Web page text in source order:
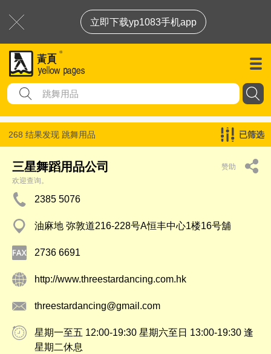
立即下载yp1083手机app
268 结果发现 跳舞用品 已筛选
三星舞蹈用品公司
赞助
欢迎查询。
2385 5076
油麻地 弥敦道216-228号A恒丰中心1楼16号舖
2736 6691
http://www.threestardancing.com.hk
threestardancing@gmail.com
星期一至五 12:00-19:30 星期六至日 13:00-19:30 逢
星期二休息